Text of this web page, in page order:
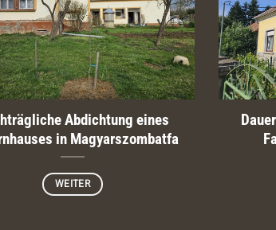
Abdichtung eines
in Magyarszombatfa
WEITER